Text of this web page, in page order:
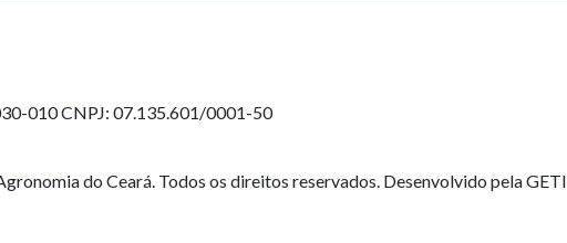
010CNPJ: 07.135.601/0001-50
do Ceará. Todos os direitos reservados. Desenvolvido pela GETI